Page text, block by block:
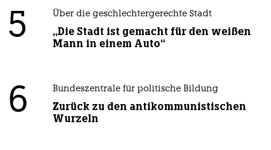
5 Über die geschlechtergerechte Stadt
„Die Stadt ist gemacht für den weißen
Mann in einem Auto“
6 Bundeszentrale für politische Bildung
Zurück zu den antikommunistischen
Wurzeln